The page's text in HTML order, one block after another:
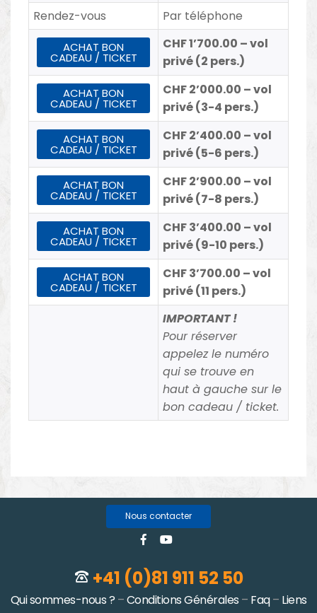
Rendez-vous
Par téléphone
ACHAT BON
CADEAU / TICKET
CHF 1’700.00 – vol
privé (2 pers.)
ACHAT BON
CADEAU / TICKET
CHF 2’000.00 – vol
privé (3-4 pers.)
ACHAT BON
CADEAU / TICKET
CHF 2’400.00 – vol
privé (5-6 pers.)
ACHAT BON
CADEAU / TICKET
CHF 2’900.00 – vol
privé (7-8 pers.)
ACHAT BON
CADEAU / TICKET
CHF 3’400.00 – vol
privé (9-10 pers.)
ACHAT BON
CADEAU / TICKET
CHF 3’700.00 – vol
privé (11 pers.)
IMPORTANT !
Pour réserver
appelez le numéro
qui se trouve en
haut à gauche sur le
bon cadeau / ticket.
Nous contacter
+41 (0)81 911 52 50
Qui sommes-nous ? –Conditions Générales – Faq– Liens